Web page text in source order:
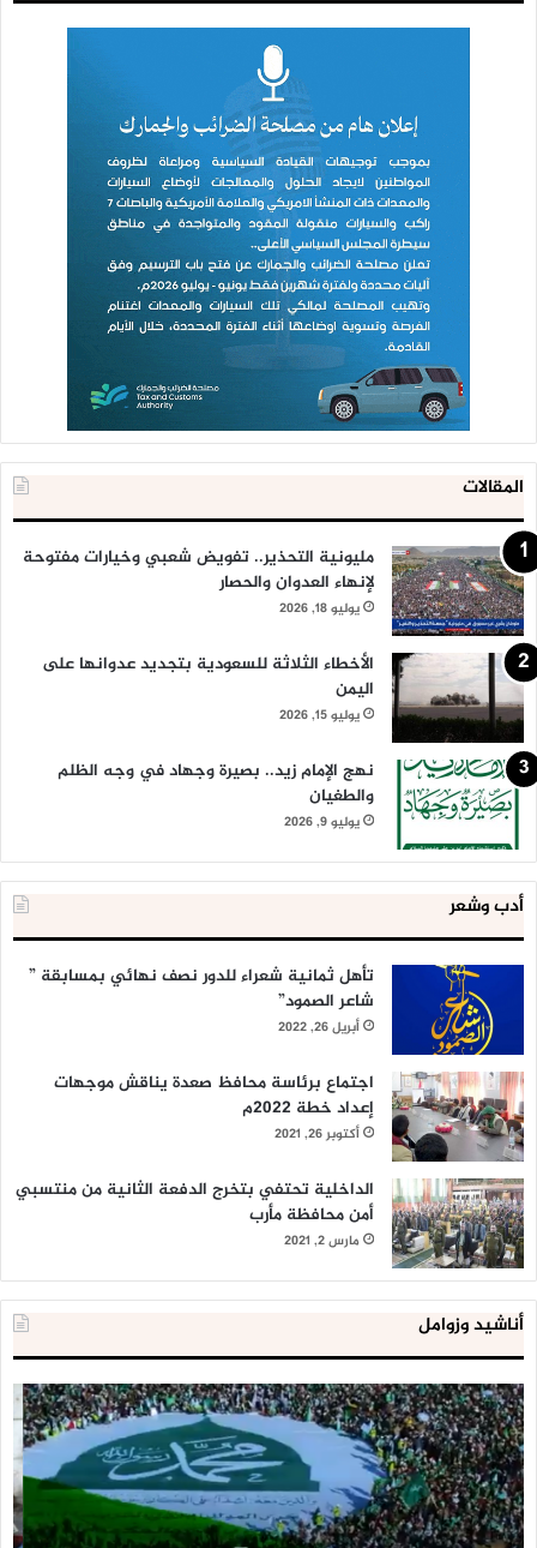
المقالات
مليونية التحذير.. تفويض شعبي وخيارات مفتوحة
لإنهاء العدوان والحصار
يوليو 18, 2026
الأخطاء الثلاثة للسعودية بتجديد عدوانها على
اليمن
يوليو 15, 2026
نهج الإمام زيد.. بصيرة وجهاد في وجه الظلم
والطغيان
يوليو 9, 2026
أدب وشعر
تأهل ثمانية شعراء للدور نصف نهائي بمسابقة ”
شاعر الصمود”
أبريل 26, 2022
اجتماع برئاسة محافظ صعدة يناقش موجهات
إعداد خطة 2022م
أكتوبر 26, 2021
الداخلية تحتفي بتخرج الدفعة الثانية من منتسبي
أمن محافظة مأرب
مارس 2, 2021
أناشيد وزوامل
العدو
الإسرائيلي
اعتقل
543
طفلا
فلسطينيا